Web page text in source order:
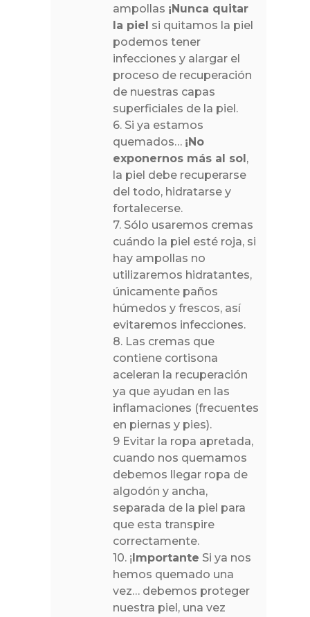
ampollas ¡Nunca quitar
la piel si quitamos la piel
podemos tener
infecciones y alargar el
proceso de recuperación
de nuestras capas
superficiales de la piel.
6. Si ya estamos
quemados… ¡No
exponernos más al sol ,
la piel debe recuperarse
del todo, hidratarse y
fortalecerse.
7. Sólo usaremos cremas
cuándo la piel esté roja, si
hay ampollas no
utilizaremos hidratantes,
únicamente paños
húmedos y frescos, así
evitaremos infecciones.
8. Las cremas que
contiene cortisona
aceleran la recuperación
ya que ayudan en las
inflamaciones (frecuentes
en piernas y pies).
9 Evitar la ropa apretada,
cuando nos quemamos
debemos llegar ropa de
algodón y ancha,
separada de la piel para
que esta transpire
correctamente.
10. ¡ Importante Si ya nos
hemos quemado una
vez… debemos proteger
nuestra piel, una vez